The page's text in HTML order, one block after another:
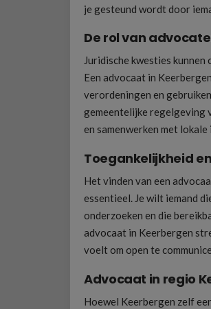
je gesteund wordt door
De rol van
Juridische kwesties kunnen
Een advocaat in
verordeningen en
gemeentelijke regelgeving
en samenwerken met
Toegankelijkheid
Het vinden van een
essentieel. Je wilt iemand
onderzoeken en die
advocaat in Keerbergen
voelt om open te
Advocaat in regio
Hoewel Keerbergen zelf